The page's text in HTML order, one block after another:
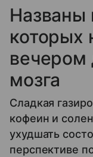
Названы
которых
вечером
мозга
Сладкая
кофеин и
ухудшать
перспективе